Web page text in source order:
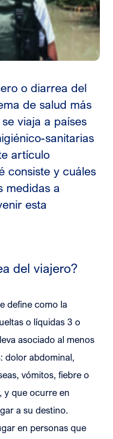
o diarrea del
de salud más
viaja a países
sanitarias
artículo
consiste y cuáles
medidas a
esta
del viajero?
define como la
o líquidas 3 o
asociado al menos
dolor abdominal,
vómitos, fiebre o
y que ocurre en
a su destino.
en personas que